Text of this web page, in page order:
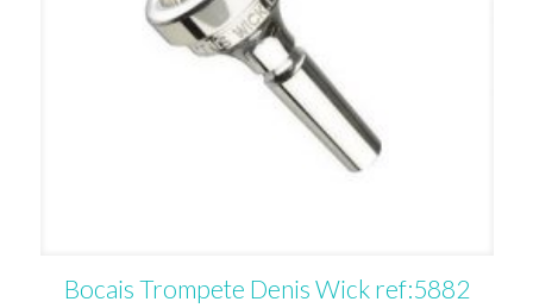
Bocais Trompete Denis Wick ref:5882